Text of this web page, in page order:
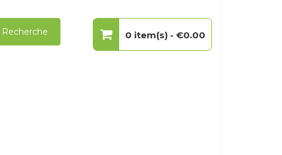
Recherche 0 item(s) -€0.00